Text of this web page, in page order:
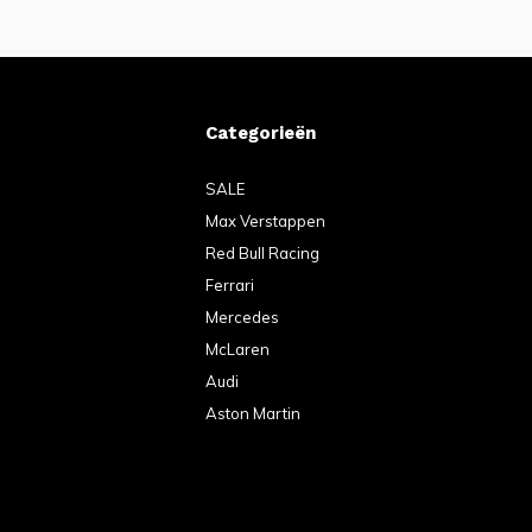
Categorieën
SALE
Max Verstappen
Red Bull Racing
Ferrari
Mercedes
McLaren
Audi
Aston Martin